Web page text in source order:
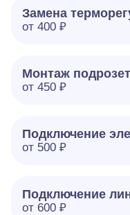
Замена
от 400 ₽
Монтаж
от 450 ₽
Подключение
от 500 ₽
Подключение
от 600 ₽